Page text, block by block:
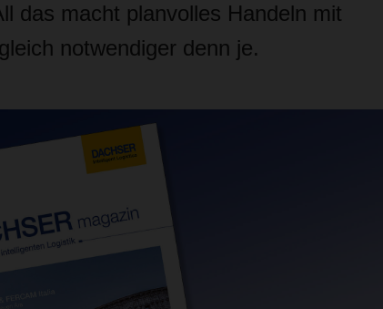
das macht planvolles Handeln mit
notwendiger denn je.